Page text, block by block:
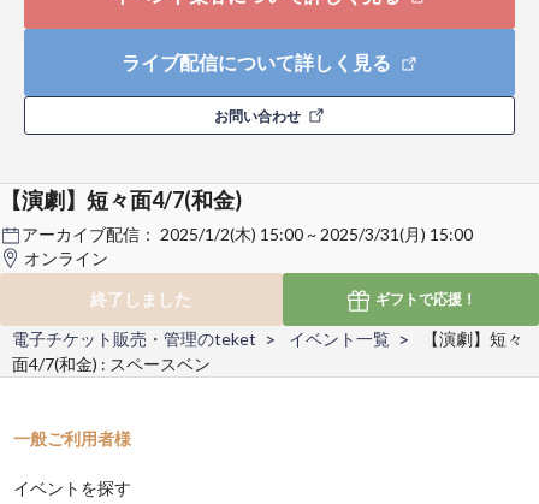
ライブ配信について詳しく見る
お問い合わせ
【演劇】短々面4/7(和金)
アーカイブ配信： 2025/1/2(木) 15:00 ~ 2025/3/31(月) 15:00
オンライン
終了しました
ギフトで応援！
電子チケット販売・管理のteket イベント一覧
【演劇】短々
面4/7(和金) : スペースベン
一般ご利用者様
イベントを探す